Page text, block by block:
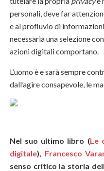
personali, deve far
e al profluvio di
necessaria una selezione
azioni digitali comportano.
L’uomo è e sarà sempre
dall’agire consapevole, le
Nel suo ultimo libro (Le
digitale), Francesco
senso critico la storia